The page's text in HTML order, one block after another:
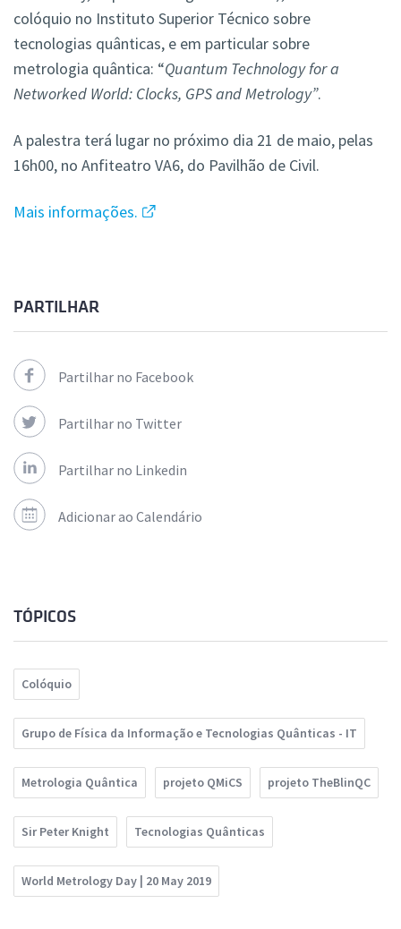
colóquio no Instituto Superior Técnico sobre
tecnologias quânticas, e em particular sobre
metrologia quântica: “Quantum Technology for a
Networked World: Clocks, GPS and Metrology”.
A palestra terá lugar no próximo dia 21 de maio, pelas
16h00, no Anfiteatro VA6, do Pavilhão de Civil.
Mais informações.
PARTILHAR
Partilhar no Facebook
Partilhar no Twitter
Partilhar no Linkedin
Adicionar ao Calendário
TÓPICOS
Colóquio
Grupo de Física da Informação e Tecnologias Quânticas - IT
Metrologia Quântica projeto QMiCS projeto TheBlinQC
Sir Peter Knight Tecnologias Quânticas
World Metrology Day | 20 May 2019